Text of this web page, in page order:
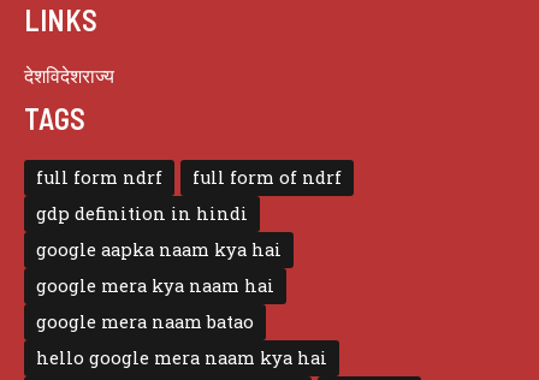
LINKS
देशविदेशराज्य
TAGS
full form ndrf
full form of ndrf
gdp definition in hindi
google aapka naam kya hai
google mera kya naam hai
google mera naam batao
hello google mera naam kya hai